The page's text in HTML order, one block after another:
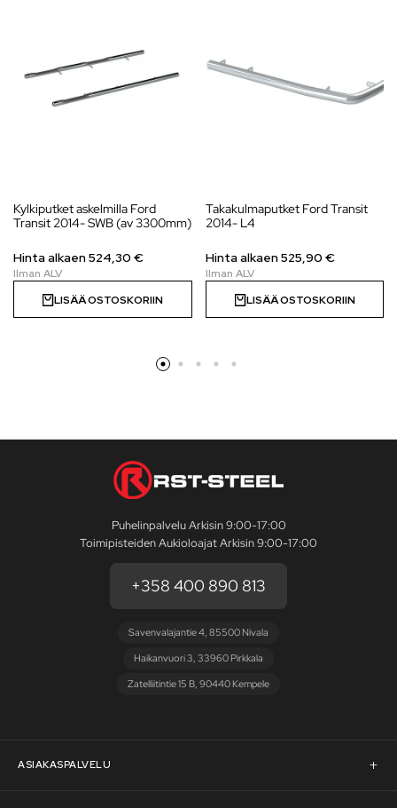
Kylkiputket askelmilla Ford
Transit 2014- SWB (av 3300mm)
Hinta alkaen 524,30 €
LISÄÄ OSTOSKORIIN
Takakulmaputket Ford Transit
2014- L4
Hinta alkaen525,90 €
LISÄÄ OSTOSKORIIN
Puhelinpalvelu Arkisin 9:00-17:00
Toimipisteiden Aukioloajat Arkisin 9:00-17:00
+358 400 890 813
Savenvalajantie 4, 85500 Nivala
Haikanvuori 3, 33960 Pirkkala
Zatelliitintie 15 B, 90440 Kempele
ASIAKASPALVELU